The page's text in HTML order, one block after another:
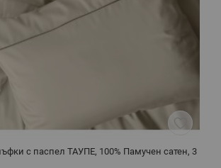
с паспел ТАУПЕ, 100% Памучен сатен, 3